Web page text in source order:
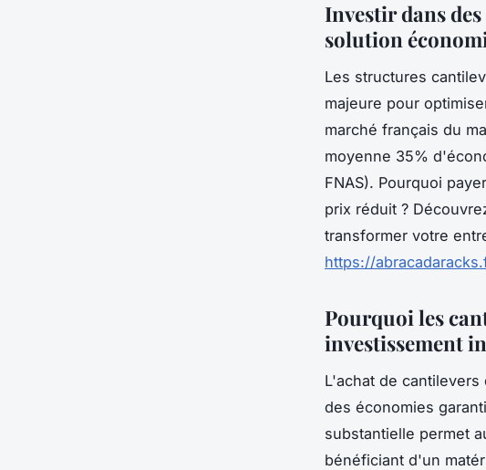
Investir dans
solution
Les structures
majeure pour
marché français du
moyenne 35%
FNAS). Pourquoi
prix réduit ?
transformer votre
https://
Pourquoi les
investissement
L'achat de
des économies
substantielle permet
bénéficiant d'un